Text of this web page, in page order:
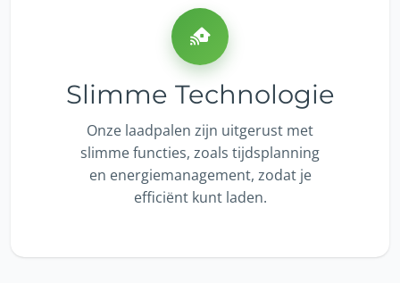
Slimme Technologie
Onze laadpalen zijn uitgerust met
slimme functies, zoals tijdsplanning
en energiemanagement, zodat je
efficiënt kunt laden.